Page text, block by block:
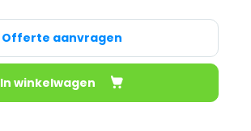
Offerte aanvragen
In winkelwagen